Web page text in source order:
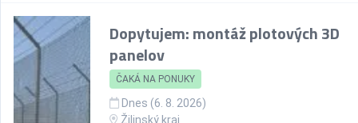
Dopytujem: montáž plotových 3D
panelov
ČAKÁ NA PONUKY
Dnes (6. 8. 2026)
Žilinský kraj